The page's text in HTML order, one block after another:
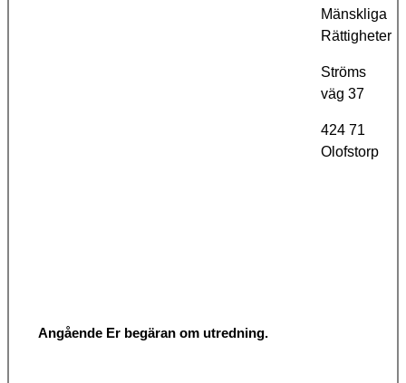
Mänskliga
Rättigheter
Ströms
väg 37
424 71
Olofstorp
Angående Er begäran om utredning.